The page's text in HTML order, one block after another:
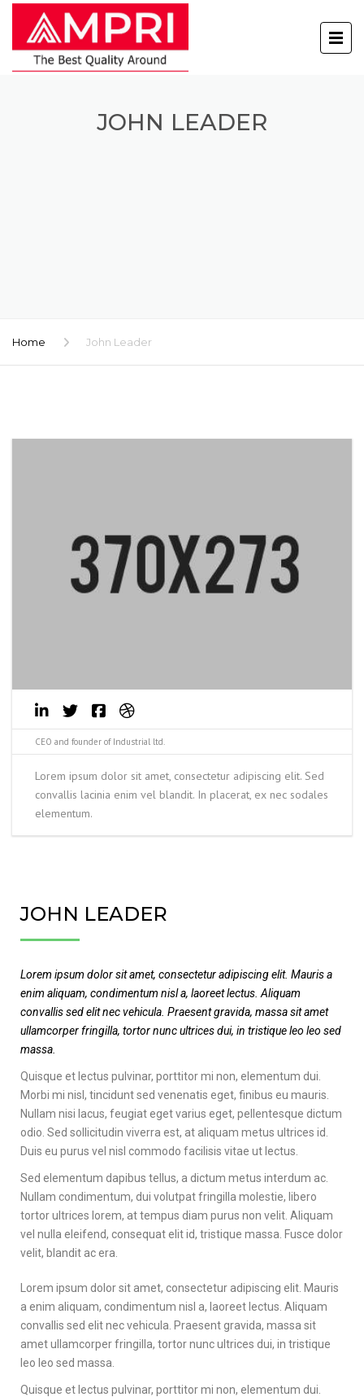
JOHN LEADER
Home John Leader
CEO and founder of Industrial ltd.
Lorem ipsum dolor sit amet, consectetur adipiscing elit. Sed
convallis lacinia enim vel blandit. In placerat, ex nec sodales
elementum.
JOHN LEADER
Lorem ipsum dolor sit amet, consectetur adipiscing elit. Mauris a
enim aliquam, condimentum nisl a, laoreet lectus. Aliquam
convallis sed elit nec vehicula. Praesent gravida, massa sit amet
ullamcorper fringilla, tortor nunc ultrices dui, in tristique leo leo sed
massa.
Quisque et lectus pulvinar, porttitor mi non, elementum dui.
Morbi mi nisl, tincidunt sed venenatis eget, finibus eu mauris.
Nullam nisi lacus, feugiat eget varius eget, pellentesque dictum
odio. Sed sollicitudin viverra est, at aliquam metus ultrices id.
Duis eu purus vel nisl commodo facilisis vitae ut lectus.
Sed elementum dapibus tellus, a dictum metus interdum ac.
Nullam condimentum, dui volutpat fringilla molestie, libero
tortor ultrices lorem, at tempus diam purus non velit. Aliquam
vel nulla eleifend, consequat elit id, tristique massa. Fusce dolor
velit, blandit ac era.
Lorem ipsum dolor sit amet, consectetur adipiscing elit. Mauris
a enim aliquam, condimentum nisl a, laoreet lectus. Aliquam
convallis sed elit nec vehicula. Praesent gravida, massa sit
amet ullamcorper fringilla, tortor nunc ultrices dui, in tristique
leo leo sed massa.
Quisque et lectus pulvinar, porttitor mi non, elementum dui.